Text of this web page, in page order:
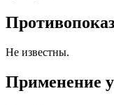
Не известны.
Применение